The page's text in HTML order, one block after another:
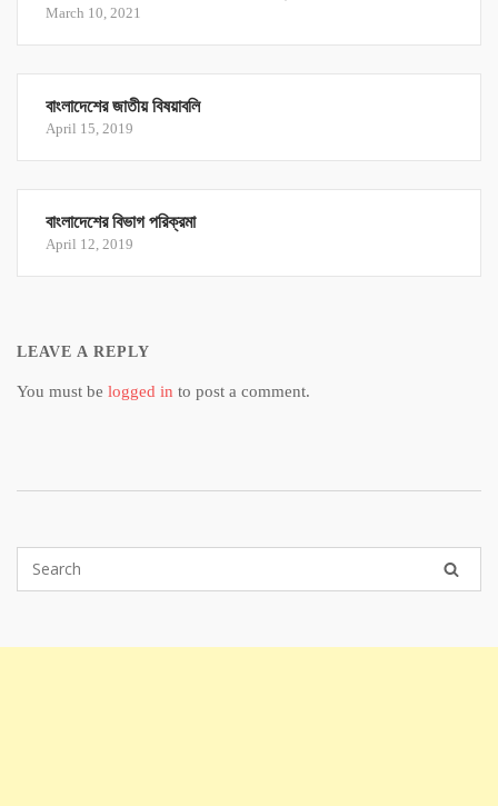
March 10, 2021
বাংলাদেশের জাতীয় বিষয়াবলি
April 15, 2019
বাংলাদেশের বিভাগ পরিক্রমা
April 12, 2019
LEAVE A REPLY
You must be logged in to post a comment.